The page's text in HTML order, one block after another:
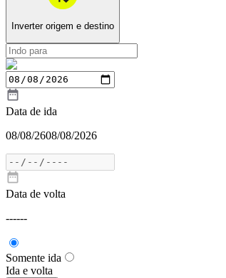
Inverter origem e destino
Data de ida
08/08/2608/08/2026
Data de volta
------
Somente ida
Ida e volta